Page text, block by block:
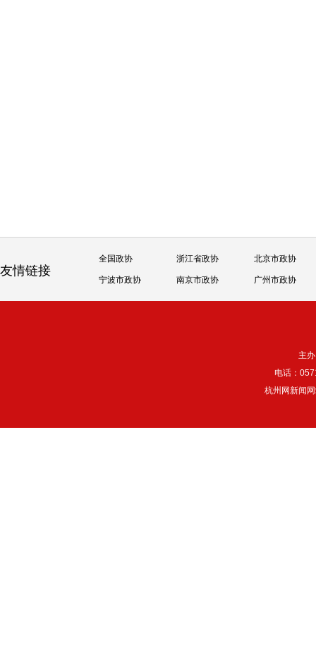
友情链接
全国政协 浙江省政协 北京市政协
宁波市政协 南京市政协 广州市政协
主
电话：
杭州网新闻